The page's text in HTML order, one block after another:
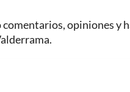
opiniones y